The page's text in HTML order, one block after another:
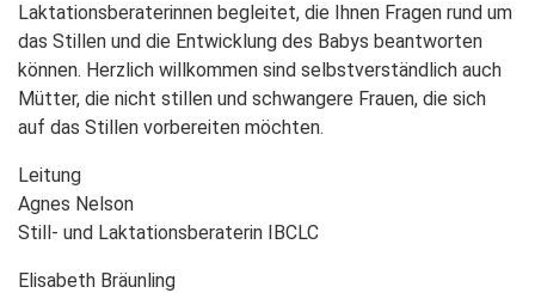
Laktationsberaterinnen begleitet, die Ihnen Fragen rund um
das Stillen und die Entwicklung des Babys beantworten
können. Herzlich willkommen sind selbstverständlich auch
Mütter, die nicht stillen und schwangere Frauen, die sich
auf das Stillen vorbereiten möchten.
Leitung
Agnes Nelson
Still- und Laktationsberaterin IBCLC
Elisabeth Bräunling